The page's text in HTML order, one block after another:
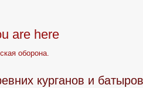
are here
оборона.
курганов и